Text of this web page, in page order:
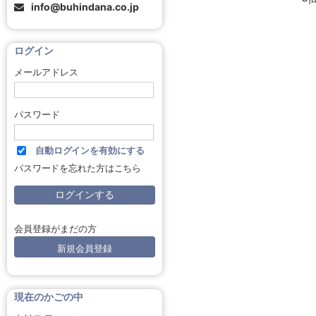
info@buhindana.co.jp
ログイン
メールアドレス
パスワード
自動ログインを有効にする
パスワードを忘れた方はこちら
会員登録がまだの方
新規会員登録
現在のかごの中